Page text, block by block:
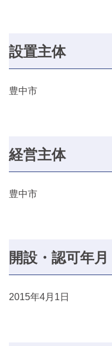
設置主体
豊中市
経営主体
豊中市
開設・認可年月
2015年4月1日